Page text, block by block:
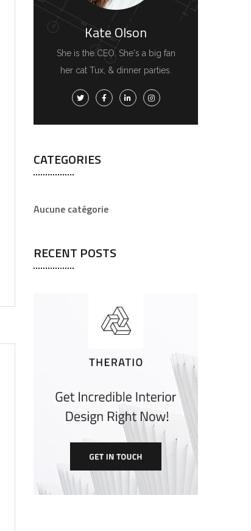
Kate Olson
She is the CEO. She's a big fan
her cat Tux, & dinner parties.
CATEGORIES
Aucune catégorie
RECENT POSTS